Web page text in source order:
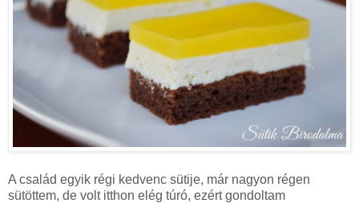
A család egyik régi kedvenc sütije, már nagyon régen
sütöttem, de volt itthon elég túró, ezért gondoltam